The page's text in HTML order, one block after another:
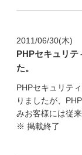
2011/06/30(木)
PHPセキュリテ
た。
PHPセキュリテ
りましたが、
みお客様には従
※ 掲載終了